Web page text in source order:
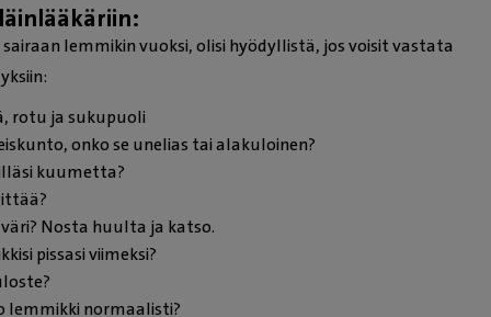
lemmikin vuoksi, olisi hyödyllistä, jos voisit vastata
rotu ja sukupuoli
onko se unelias tai alakuloinen?
kuumetta?
Nosta huulta ja katso.
pissasi viimeksi?
lemmikki normaalisti?